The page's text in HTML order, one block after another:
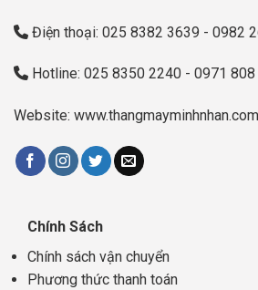
Điện thoại: 025 8382 3639 - 0982
Hotline: 025 8350 2240 - 0971
Website: www.thangmayminhnhan.com
Chính Sách
Chính sách vận chuyển
Phương thức thanh toán